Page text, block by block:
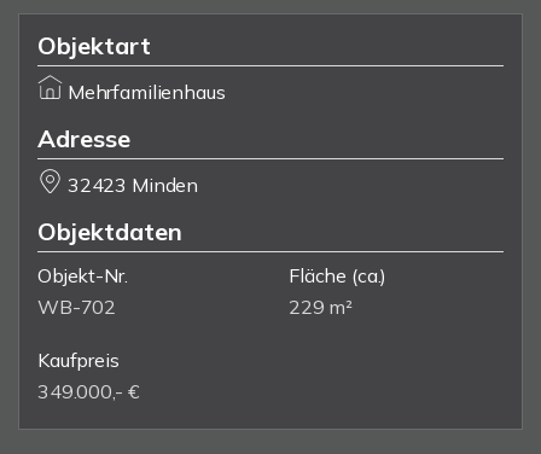
Objektart
Mehrfamilienhaus
Adresse
32423 Minden
Objektdaten
Objekt-Nr.
WB-702
Fläche (ca.)
229 m²
Kaufpreis
349.000,- €